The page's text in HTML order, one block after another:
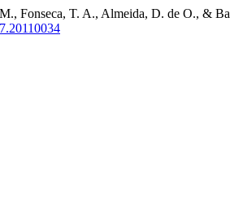
Fonseca, T. A., Almeida, D. de O., &